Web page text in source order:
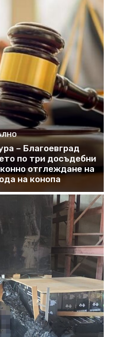
– Благоевград
по три досъдебни
отглеждане на
на конопа